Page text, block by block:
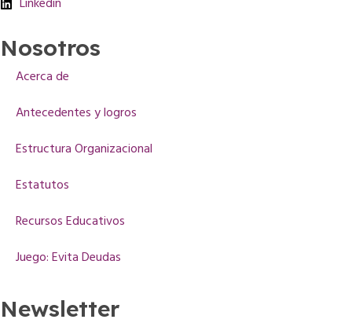
Nosotros
Acerca de
Antecedentes y logros
Estructura Organizacional
Estatutos
Recursos Educativos
Juego: Evita Deudas
Newsletter